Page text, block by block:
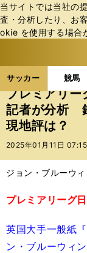
当サイトでは当社の
査・分析したり、お
okie を使⽤する場合
サッカー 競馬
ス
ポ
ル
テ
ー
バ
サッカーの
プレミアリー
記者が分析
現地評は？
2025年01月11日
ジョン・ブルーウ
プレミアリーグ
英国大手一般紙
ン・ブルーウィ